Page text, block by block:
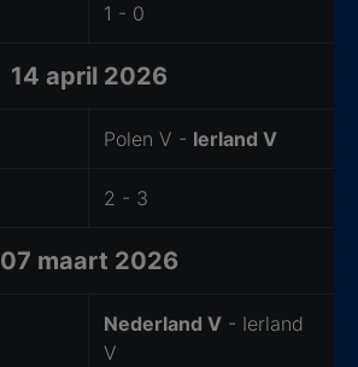
1 - 0
14 april 2026
Polen V - Ierland V
2 - 3
07 maart 2026
Nederland V - Ierland
V